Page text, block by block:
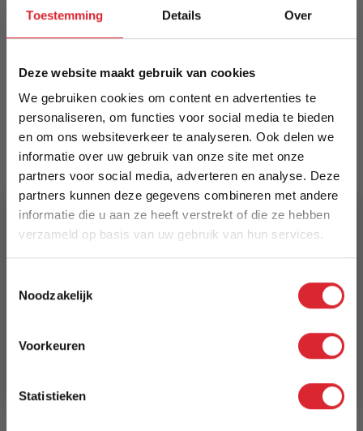
Toestemming Details Over
Deze website maakt gebruik van cookies
We gebruiken cookies om content en advertenties te
personaliseren, om functies voor social media te bieden
en om ons websiteverkeer te analyseren. Ook delen we
informatie over uw gebruik van onze site met onze
partners voor social media, adverteren en analyse. Deze
partners kunnen deze gegevens combineren met andere
informatie die u aan ze heeft verstrekt of die ze hebben
verzameld op basis van uw gebruik van hun services.
Noodzakelijk
Voorkeuren
Statistieken
metalen frame. Verkrijgbaar in twee zithoogtes
(70/80 cm) en vijf kleuren. Zitting 36×36 cm.
Meer informatie
Merk
Kick Collection
EAN
8721202353382
€ 99,00
Levertijd